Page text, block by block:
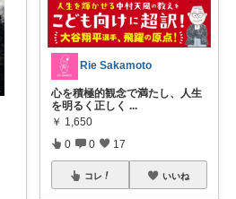
Rie Sakamoto
心を積極的観念で満たし、人生
を明るく正しく ...
￥ 1,650
0 0 17
コレ いいね